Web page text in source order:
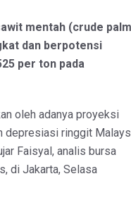
mentah (crude palm
dan berpotensi
per ton pada
oleh adanya proyeksi
depresiasi ringgit
Faisyal, analis bursa
di Jakarta, Selasa